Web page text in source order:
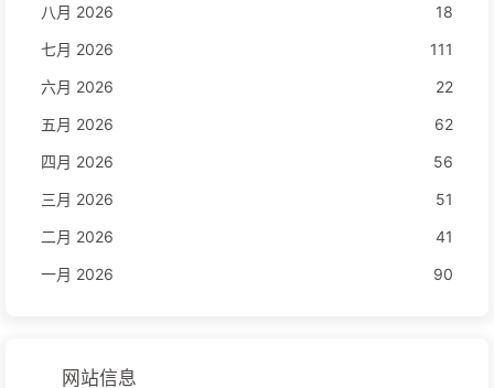
八月 2026
18
七月 2026
111
六月 2026
22
五月 2026
62
四月 2026
56
三月 2026
51
二月 2026
41
一月 2026
90
网站信息